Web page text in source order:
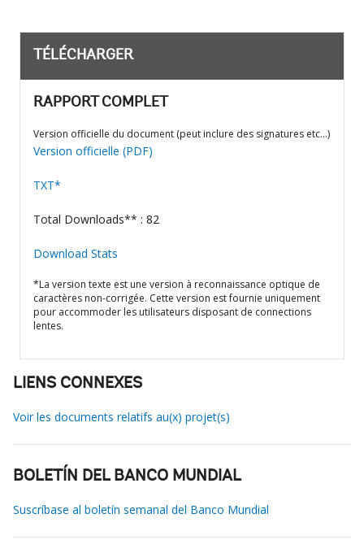
TÉLÉCHARGER
RAPPORT COMPLET
Version officielle du document (peut inclure des signatures etc…)
Version officielle (PDF)
TXT*
Total Downloads** : 82
Download Stats
*La version texte est une version à reconnaissance optique de
caractères non-corrigée. Cette version est fournie uniquement
pour accommoder les utilisateurs disposant de connections
lentes.
LIENS CONNEXES
Voir les documents relatifs au(x) projet(s)
BOLETÍN DEL BANCO MUNDIAL
Suscríbase al boletín semanal del Banco Mundial